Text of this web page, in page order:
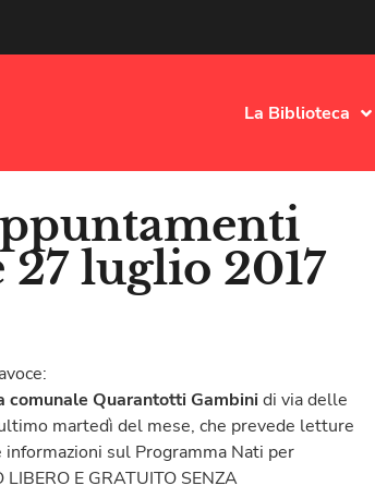
La Biblioteca
27 luglio 2017
comunale Quarantotti Gambinidi via delle
martedì del mese, che prevede letture
sul Programma Nati per
E GRATUITO SENZA